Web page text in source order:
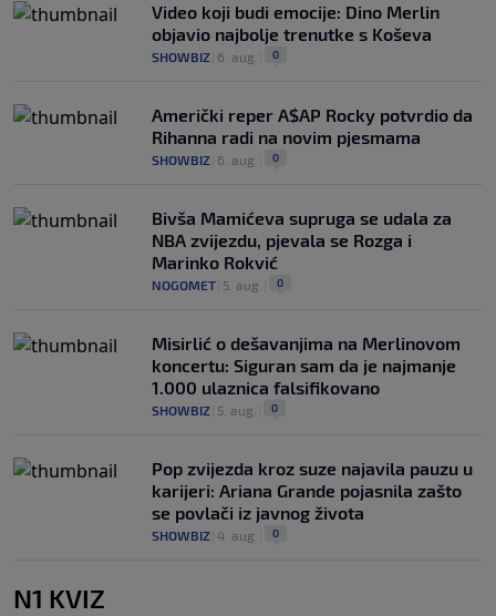
Video koji budi emocije: Dino Merlin
objavio najbolje trenutke s Koševa
SHOWBIZ 6. aug. 0
Američki reper A$AP Rocky potvrdio da
Rihanna radi na novim pjesmama
SHOWBIZ 6. aug. 0
Bivša Mamićeva supruga se udala za
NBA zvijezdu, pjevala se Rozga i
Marinko Rokvić
NOGOMET 5. aug. 0
Misirlić o dešavanjima na Merlinovom
koncertu: Siguran sam da je najmanje
1.000 ulaznica falsifikovano
SHOWBIZ 5. aug. 0
Pop zvijezda kroz suze najavila pauzu u
karijeri: Ariana Grande pojasnila zašto
se povlači iz javnog života
SHOWBIZ 4. aug. 0
N1 KVIZ